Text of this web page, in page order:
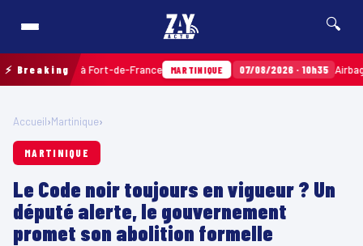
🔍
⚡ Breakingà Fort-de-France MARTINIQUE 07/08/2026 · 10h35 Airbags
Accueil›Martinique›
MARTINIQUE
Le Code noir toujours en vigueur ? Un
député alerte, le gouvernement
promet son abolition formelle